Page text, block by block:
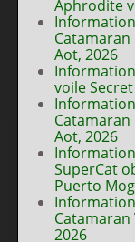
Aphrodite
Aot, 2026
voile
Aot, 2026
SuperCat
Puerto
Catamaran
2026